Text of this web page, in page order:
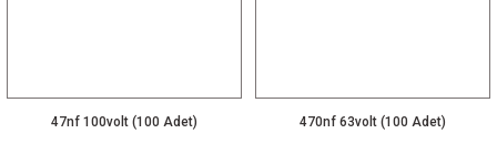
47nf 100volt (100 Adet) 470nf 63volt (100 Adet)